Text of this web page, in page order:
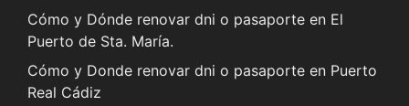
Cómo y Dónde renovar dni o pasaporte en El
Puerto de Sta. María.
Cómo y Donde renovar dni o pasaporte en Puerto
Real Cádiz